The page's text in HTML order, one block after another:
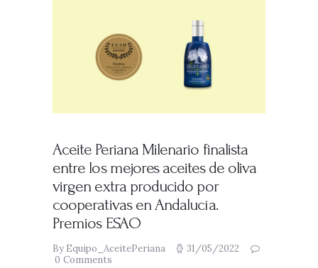
Aceite Periana Milenario finalista
entre los mejores aceites de oliva
virgen extra producido por
cooperativas en Andalucía.
Premios ESAO
By Equipo_AceitePeriana
31/05/2022
0 Comments